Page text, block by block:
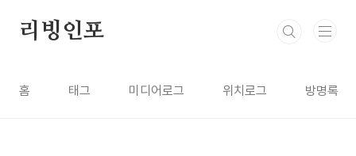
리빙인포
홈 태그 미디어로그 위치로그 방명록